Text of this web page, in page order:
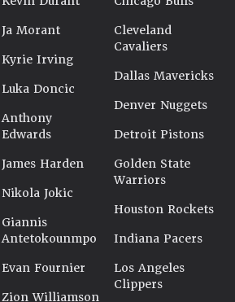
Ja Morant
Kyrie Irving
Luka Doncic
Anthony
Edwards
James Harden
Nikola Jokic
Giannis
Antetokounmpo
Evan Fournier
Zion Williamson
Cleveland
Cavaliers
Dallas Mavericks
Denver Nuggets
Detroit Pistons
Golden State
Warriors
Houston Rockets
Indiana Pacers
Los Angeles
Clippers